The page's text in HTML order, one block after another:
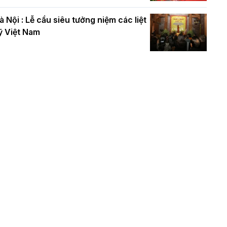
Nội : Lễ cầu siêu tưởng niệm các liệt
Việt Nam